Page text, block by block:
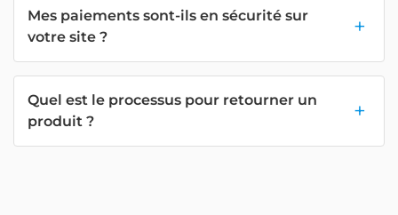
Mes paiements sont-ils en sécurité sur
votre site ?
Quel est le processus pour retourner un
produit ?